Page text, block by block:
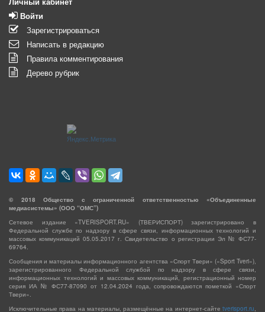
Войти
Зарегистрироваться
Написать в редакцию
Правила комментирования
Дерево рубрик
© 2018 Общество с ограниченной ответственностью «Объединенные
медиасистемы» (ООО “ОМС”)
Сетевое издание «TVERISPORT.RU» (ТВЕРИСПОРТ) зарегистрировано в
Федеральной службе по надзору в сфере связи, информационных технологий и
массовых коммуникаций 05.05.2017 г. Свидетельство о регистрации Эл № ФС77-
69764.
Сообщения и материалы информационного агентства «Спорт Твери» («Sport Tveri»),
зарегистрированного Федеральной службой по надзору в сфере связи,
информационных технологий и массовых коммуникаций, регистрационный номер
серия ИА № ФС77-87090 от 12.04.2024 года, сопровождаются пометкой «Спорт
Твери».
Исключительные права на материалы, размещённые на интернет-сайте tverisport.ru,